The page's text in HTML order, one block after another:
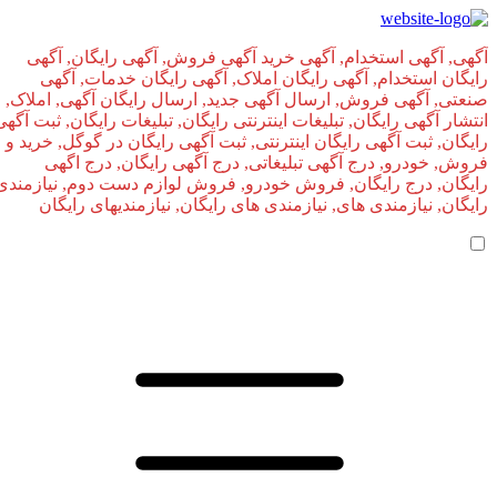
آگهی, آگهی استخدام, آگهی خرید آگهی فروش, آگهی رایگان, آگهی
رایگان استخدام, آگهی رایگان املاک, آگهی رایگان خدمات, آگهی
صنعتی, آگهی فروش, ارسال آگهی جدید, ارسال رایگان آگهی, املاک,
انتشار آگهی رایگان, تبلیغات اینترنتی رایگان, تبلیغات رایگان, ثبت آگهی
رایگان, ثبت آگهی رایگان اینترنتی, ثبت آگهی رایگان در گوگل, خرید و
فروش, خودرو, درج آگهی تبلیغاتی, درج آگهی رایگان, درج اگهی
رایگان, درج رایگان, فروش خودرو, فروش لوازم دست دوم, نیازمندی
رایگان, نیازمندی های, نیازمندی‌ های رایگان, نیازمندیهای رایگان